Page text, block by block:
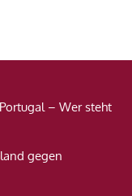
– Wer steht
gegen